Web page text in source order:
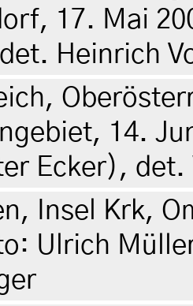
17. Mai
Heinrich
14.
Ecker), det.
Insel Krk,
Ulrich